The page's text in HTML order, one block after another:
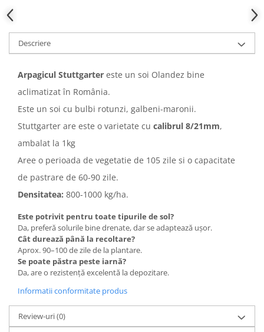
Erbicid
Fungicid
Insecticid
Ingrasaminte plante
Ingrasaminte plante
Ingrasaminte plante - CUTIE / KG
Ingrasaminte plante - ECOLOGICE
Ingrasaminte plante - FLORI
Ingrasaminte plante - FLORI - GEL
Casa, Gradina
Accesorii agricole
Accesorii gard electric
Accesorii irigat
Araci/ Suporti plante
Candele / Rezerve / Lumanari
Carabine/ carlige
Diverse casa si gradina
Diverse depozitare
Descriere
Arpagicul Stuttgarter este un soi Olandez bine
aclimatizat în România.
Este un soi cu bulbi rotunzi, galbeni-maronii.
Stuttgarter are este o varietate cu calibrul 8/21mm,
ambalat la 1kg
Aree o perioada de vegetatie de 105 zile si o capacitate
de pastrare de 60-90 zile.
Densitatea: 800-1000 kg/ha.
Este potrivit pentru toate tipurile de sol?
Da, preferă solurile bine drenate, dar se adaptează ușor.
Cât durează până la recoltare?
Aprox. 90–100 de zile de la plantare.
Se poate păstra peste iarnă?
Da, are o rezistență excelentă la depozitare.
Informatii conformitate produs
Review-uri(0)